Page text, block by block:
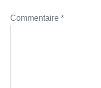
Commentaire *